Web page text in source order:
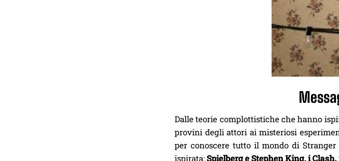
Dalle teorie complottistiche che hanno
provini degli attori ai misteriosi
per conoscere tutto il mondo di
ispirata:Spielberg e Stephen King, i